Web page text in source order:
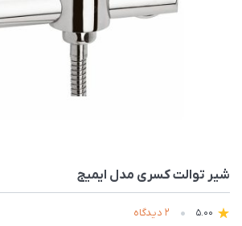
شیر توالت کسری مدل ایمیج
5.00 2 دیدگاه